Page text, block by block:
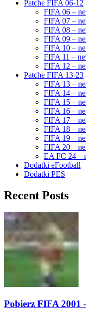
Patche FIFA 06-12
FIFA 06 –
FIFA 07 –
FIFA 08 –
FIFA 09 –
FIFA 10 –
FIFA 11 –
FIFA 12 –
Patche FIFA 13-23
FIFA 13 –
FIFA 14 –
FIFA 15 –
FIFA 16 –
FIFA 17 –
FIFA 18 –
FIFA 19 –
FIFA 20 –
EA FC 24 –
Dodatki eFootball
Dodatki PES
Recent Posts
Pobierz FIFA 2001